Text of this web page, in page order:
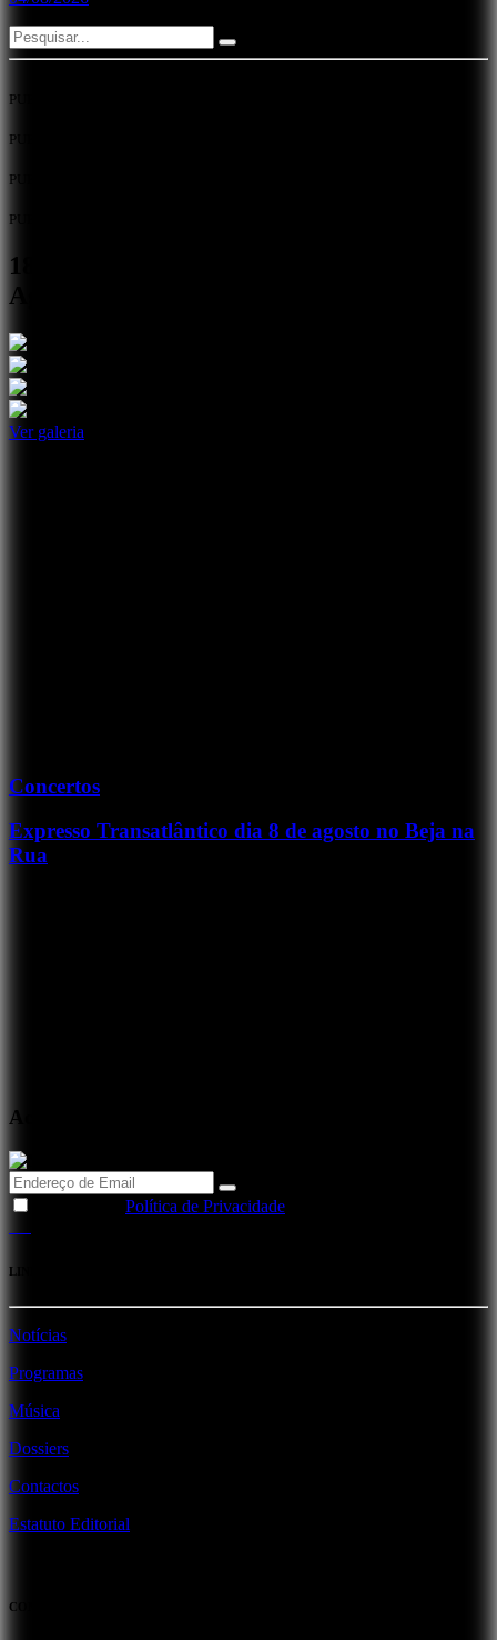
PUB
PUB
PUB
PUB
18.ª Gala de Mérito Escolar do Crédito
Agrícola Mútuo do Alentejo Sul
Ver galeria
Concertos
Expresso Transatlântico dia 8 de agosto no Beja na
Rua
Acabou de tocar...
Política de Privacidade
LINKS
Notícias
Programas
Música
Dossiers
Contactos
Estatuto Editorial
CONTACTOS